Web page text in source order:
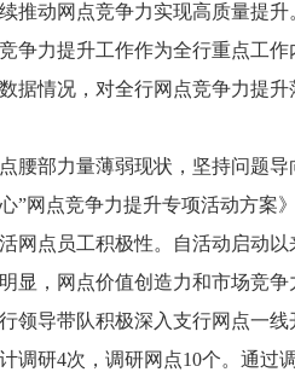
推动网点竞争力实现高质量提升
争力提升工作作为全行重点工
据情况，对全行网点竞争力提
腰部力量薄弱现状，坚持问题
”网点竞争力提升专项活动方案
网点员工积极性。自活动启动
显，网点价值创造力和市场竞争
领导带队积极深入支行网点一
调研4次，调研网点10个。通